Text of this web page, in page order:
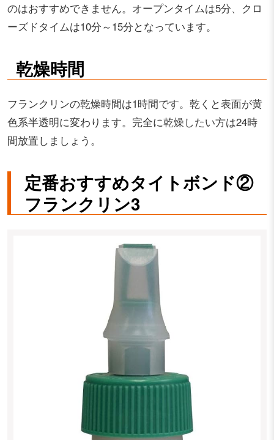
のはおすすめできません。オープンタイムは5分、クロ
ーズドタイムは10分～15分となっています。
乾燥時間
フランクリンの乾燥時間は1時間です。乾くと表面が黄
色系半透明に変わります。完全に乾燥したい方は24時
間放置しましょう。
定番おすすめタイトボンド②
フランクリン3